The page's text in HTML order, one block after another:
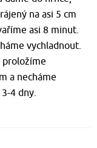
na asi 5 cm
asi 8 minut.
vychladnout.
proložíme
a necháme
4 dny.